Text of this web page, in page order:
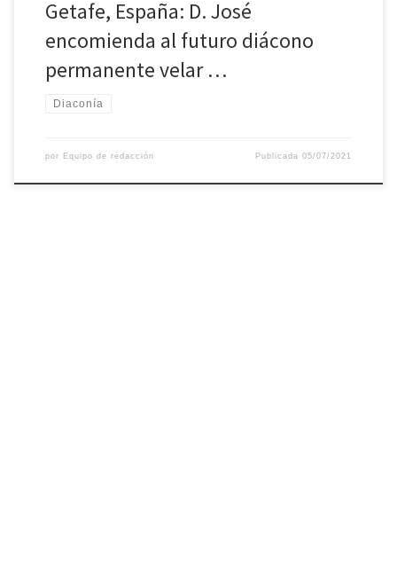
Getafe, España: D. José
encomienda al futuro diácono
permanente velar …
Diaconía
por Equipo de redacción Publicada05/07/2021